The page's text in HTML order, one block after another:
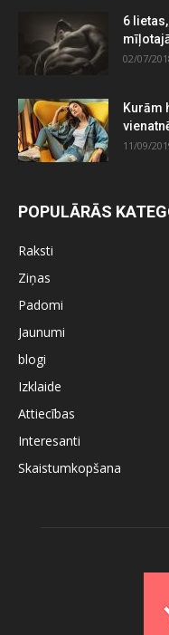
6
02/07/
Kurām
11/09/
POPULĀRĀS
Raksti
Ziņas
Padomi
Jaunumi
blogi
Izklaide
Attiecības
Interesanti
Skaistumkopšana